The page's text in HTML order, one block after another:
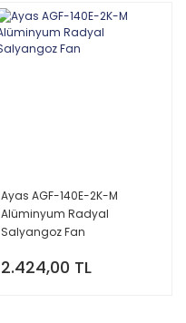
Ayas AGF-140E-2K-M
Alüminyum Radyal
Salyangoz Fan
2.424,00 TL